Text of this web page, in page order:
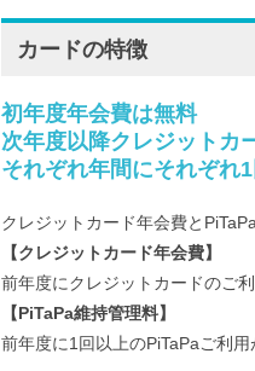
カードの特徴
初年度年会費は無料
次年度以降クレジットカ
それぞれ年間にそれぞれ
クレジットカード年会費と
【クレジットカード年会費】
前年度にクレジットカードのご
【PiTaPa維持管理料】
前年度に1回以上のPiTaPaご利